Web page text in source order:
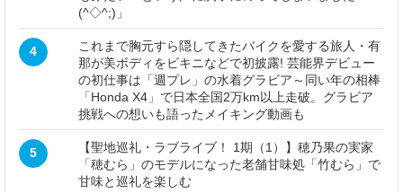
(^◇^;)」
4
これまで胸元すら隠してきたバイクを愛する旅人・有
那が美ボディをビキニなどで初披露! 芸能界デビュー
の初仕事は「週プレ」の水着グラビア～同い年の相棒
「Honda X4」で日本全国2万km以上走破。グラビア
挑戦への想いも語ったメイキング動画も
5
【聖地巡礼・ラブライブ！ 1期（1）】穂乃果の実家
「穂むら」のモデルになった老舗甘味処「竹むら」で
甘味と巡礼を楽しむ